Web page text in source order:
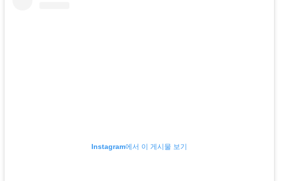
Instagram에서 이 게시물 보기